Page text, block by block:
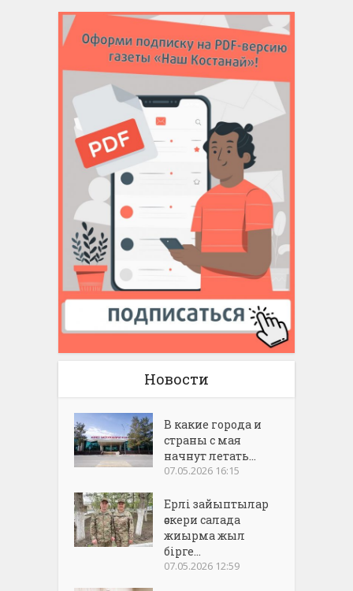
Новости
В какие города и
страны с мая
начнут летать...
07.05.2026 16:15
Ерлі зайыптылар
әскери салада
жиырма жыл
бірге...
07.05.2026 12:59